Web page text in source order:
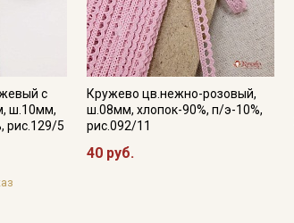
с
ш.10мм,
рис.129/5
Кружево цв.нежно-розовый,
ш.08мм, хлопок-90%, п/э-10%,
рис.092/11
40 руб.